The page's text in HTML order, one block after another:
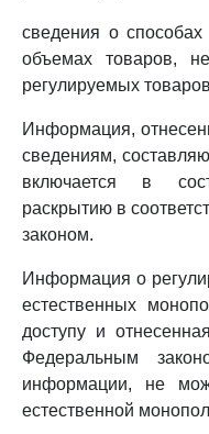
сведения о
объемах товаров,
регулируемых
Информация,
сведениям,
включается в
раскрытию в
законом.
Информация о
естественных
доступу и
Федеральным
информации, не
естественной